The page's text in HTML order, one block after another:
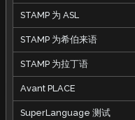
STAMP 为 ASL
STAMP 为希伯来语
STAMP 为拉丁语
Avant PLACE
SuperLanguage 测试